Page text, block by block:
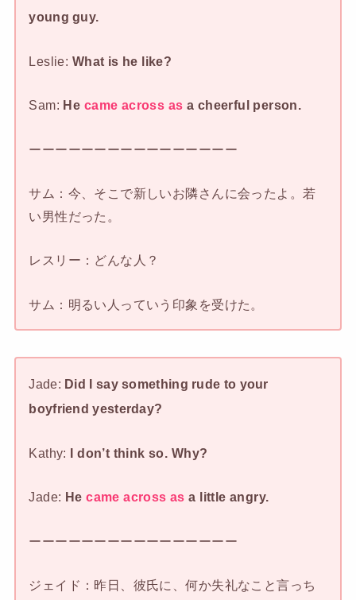
young guy.
Leslie: What is he like?
Sam: He came across as a cheerful person.
ーーーーーーーーーーーーーーーー
サム：今、そこで新しいお隣さんに会ったよ。若
い男性だった。
レスリー：どんな人？
サム：明るい人っていう印象を受けた。
Jade: Did I say something rude to your
boyfriend yesterday?
Kathy: I don’t think so. Why?
Jade: Hecame across as a little angry.
ーーーーーーーーーーーーーーーー
ジェイド：昨日、彼氏に、何か失礼なこと言っち